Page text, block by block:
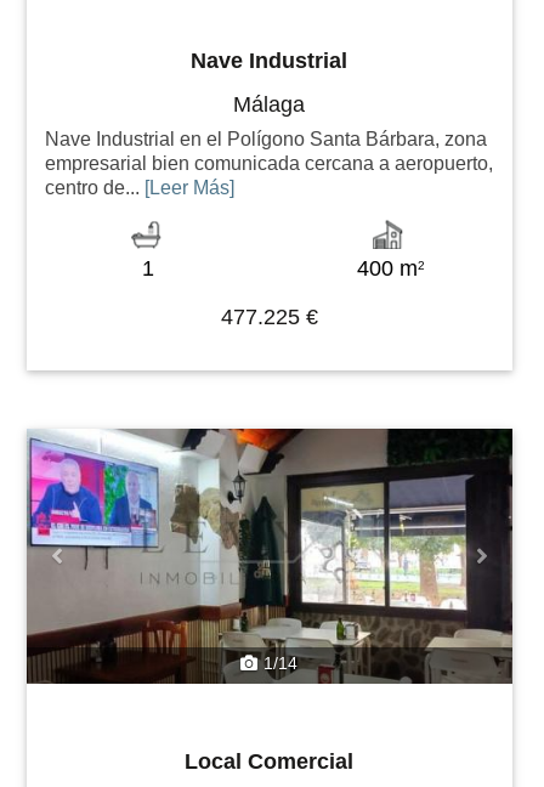
Nave Industrial
Málaga
Nave Industrial en el Polígono Santa Bárbara, zona
empresarial bien comunicada cercana a aeropuerto,
centro de... [Leer Más]
1 400 m2
477.225 €
1/14
Previous Next
Local Comercial